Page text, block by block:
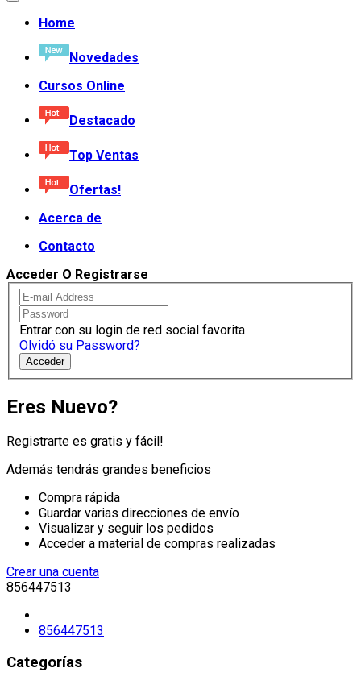
Home
Novedades
Cursos Online
Destacado
Top Ventas
Ofertas!
Acerca de
Contacto
Acceder O Registrarse
Entrar con su login de red social favorita
Olvidó su Password?
Acceder
Eres Nuevo?
Registrarte es gratis y fácil!
Además tendrás grandes beneficios
Compra rápida
Guardar varias direcciones de envío
Visualizar y seguir los pedidos
Acceder a material de compras realizadas
Crear una cuenta
856447513
856447513
Categorías